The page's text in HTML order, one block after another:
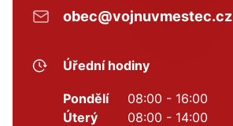
obec@vojnuvmestec.cz
Úřední hodiny
Pondělí
08:00 - 16:00
Úterý
08:00 - 14:00